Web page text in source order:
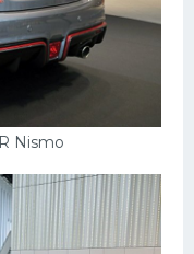
Nismo